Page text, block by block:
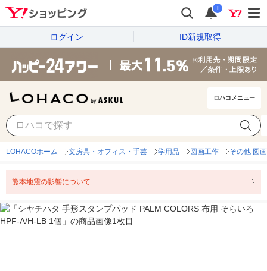
i
ログイン ID新規取得
ロハコメニュー
LOHACOホーム 文房具・オフィス・手芸 学用品 図画工作 その他 図
熊本地震の影響について